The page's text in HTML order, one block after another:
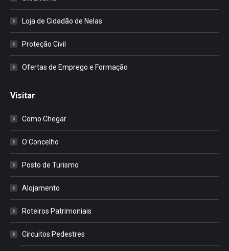
Loja de Cidadão de Nelas
Proteção Civil
Ofertas de Emprego e Formação
Visitar
Como Chegar
O Concelho
Posto de Turismo
Alojamento
Roteiros Patrimoniais
Circuitos Pedestres